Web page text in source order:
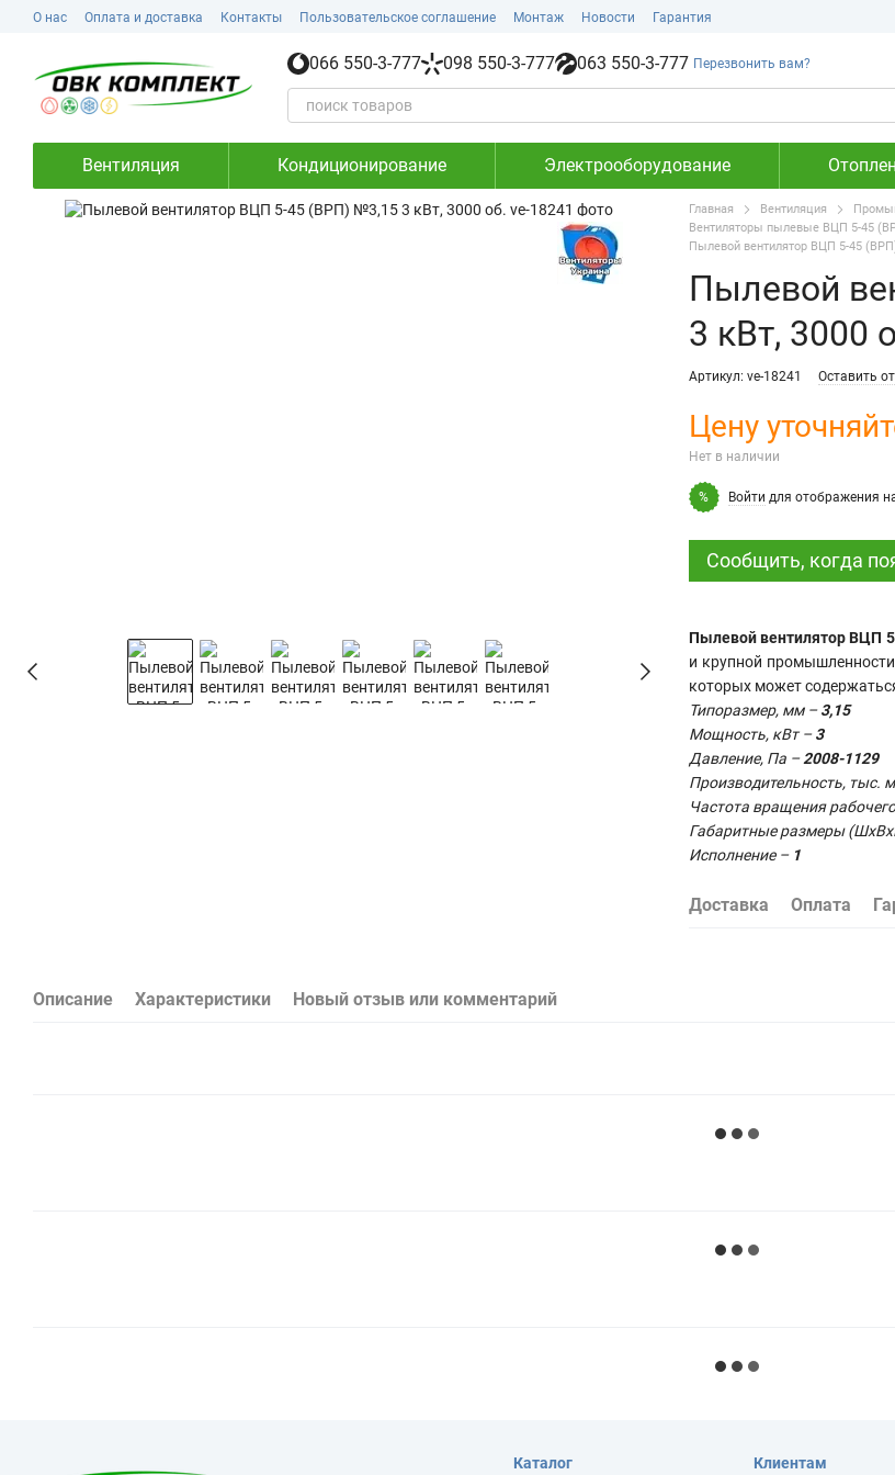
Перейти к основному контенту
О нас Оплата и доставка Контакты Пользовательское соглашение Монтаж Новости Гарантия
066 550-3-777 098 550-3-777 063 550-3-777 Перезвонить вам?
Вентиляция Кондиционирование Электрооборудование
Главная Вентиляция
Вентиляторы пылевые ВЦП 5-45
Пылевой вентилятор ВЦП 5-45
Пылевой
3 кВт, 3000
Артикул: ve-18241 Оставить
Цену
Нет в наличии
% Войти для отображения
Сообщить, когда
Пылевой вентилятор ВЦП
и крупной
которых может
Типоразмер, мм –3,15
Мощность, кВт –3
Давление, Па –2008-1129
Производительность, тыс.
Частота вращения
Габаритные размеры
Исполнение – 1
Доставка Оплата
Описание Характеристики Новый отзыв или комментарий
Каталог Клиентам